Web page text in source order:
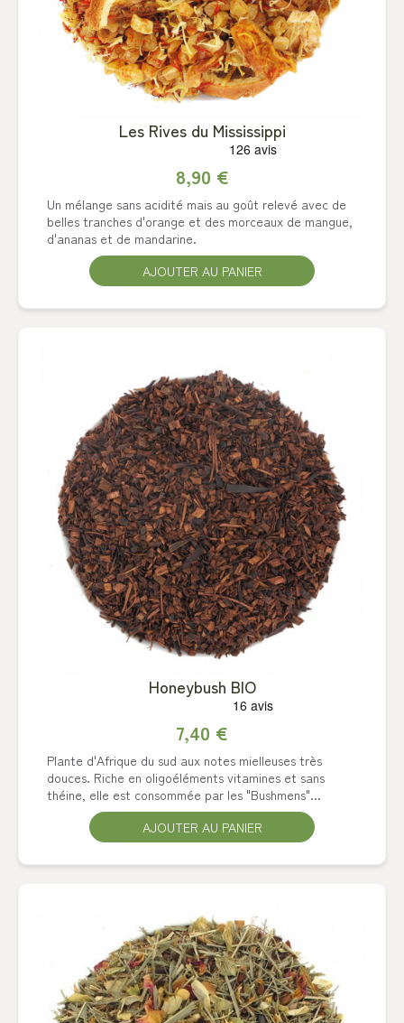
Les Rives du Mississippi
8,90 €
Un mélange sans acidité mais au goût relevé avec de
belles tranches d'orange et des morceaux de mangue,
d'ananas et de mandarine.
AJOUTER AU PANIER
Honeybush BIO
7,40 €
Plante d'Afrique du sud aux notes mielleuses très
douces. Riche en oligoéléments vitamines et sans
théine, elle est consommée par les "Bushmens"...
AJOUTER AU PANIER